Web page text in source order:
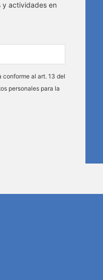
y actividades en
conforme al art. 13 del
personales para la